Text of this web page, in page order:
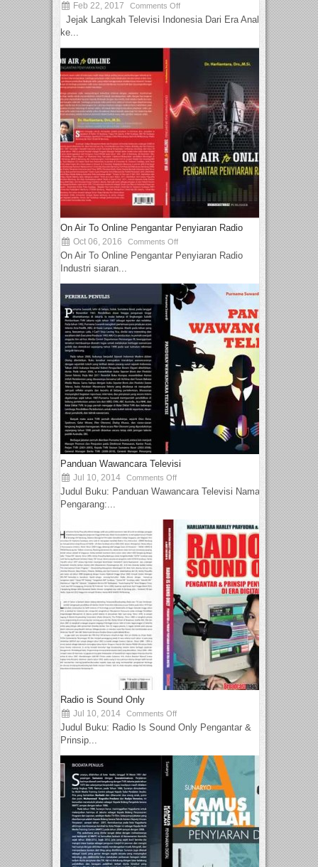
Feb 22, 2017 Comments Off
Jejak Langkah Televisi Indonesia Dari Era Analog
ke...
On Air To Online Pengantar Penyiaran Radio
Oct 06, 2016 Comments Off
On Air To Online Pengantar Penyiaran Radio
Industri siaran...
Panduan Wawancara Televisi
Jul 10, 2014 Comments Off
Judul Buku: Panduan Wawancara Televisi Nama
Pengarang:...
Radio is Sound Only
Jul 10, 2014 Comments Off
Judul Buku: Radio Is Sound Only Pengantar &
Prinsip...